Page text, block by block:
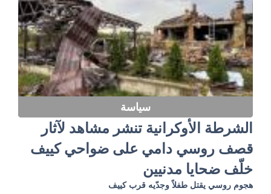
سياسة
الشرطة الأوكرانية تنشر مشاهد لآثار
قصف روسي دامي على ضواحي كييف
خلّف ضحايا مدنيين
هجوم روسي يقتل طفلاً وجدّيه قرب كييف